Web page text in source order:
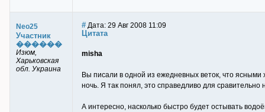
Neo25
Участник
������
Изюм,
Харьковская
обл. Украина
# Дата: 29 Авг 2008 11:09
Цитата
misha
Вы писали в одной из ежедневных веток, что
ночь. Я так понял, это справедливо для
А интересно, насколько быстро будет остывать